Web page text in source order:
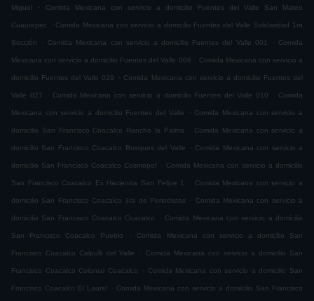
Miguel . Comida Mexicana con servicio a domicilio Fuentes del Valle San Mateo
Cuautepec . Comida Mexicana con servicio a domicilio Fuentes del Valle Solidaridad 1ra
Sección . Comida Mexicana con servicio a domicilio Fuentes del Valle 001 . Comida
Mexicana con servicio a domicilio Fuentes del Valle 006 . Comida Mexicana con servicio a
domicilio Fuentes del Valle 029 . Comida Mexicana con servicio a domicilio Fuentes del
Valle 027 . Comida Mexicana con servicio a domicilio Fuentes del Valle 010 . Comida
Mexicana con servicio a domicilio Fuentes del Valle . Comida Mexicana con servicio a
domicilio San Francisco Coacalco Rancho la Palma . Comida Mexicana con servicio a
domicilio San Francisco Coacalco Bosques del Valle . Comida Mexicana con servicio a
domicilio San Francisco Coacalco Cosmopol . Comida Mexicana con servicio a domicilio
San Francisco Coacalco Ex Hacienda San Felipe 1 . Comida Mexicana con servicio a
domicilio San Francisco Coacalco 3ra de Periodistas . Comida Mexicana con servicio a
domicilio San Francisco Coacalco Coacalco . Comida Mexicana con servicio a domicilio
San Francisco Coacalco Pueblo . Comida Mexicana con servicio a domicilio San
Francisco Coacalco Calpulli del Valle . Comida Mexicana con servicio a domicilio San
Francisco Coacalco Colonial Coacalco . Comida Mexicana con servicio a domicilio San
Francisco Coacalco El Laurel . Comida Mexicana con servicio a domicilio San Francisco